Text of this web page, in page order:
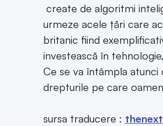
create de algoritmi
urmeze acele țări care
britanic fiind
investească în
Ce se va întâmpla atunci
drepturile pe care
sursa traducere :